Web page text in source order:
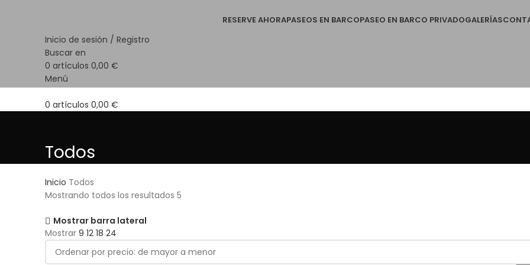
RESERVE AHORAPASEOS EN BARCOPASEO EN BARCO PRIVADOGALERÍAS
Inicio de sesión / Registro
Buscar en
0 artículos 0,00 €
Menú
0 artículos 0,00 €
Todos
Inicio Todos
Mostrando todos los resultados 5
Mostrar barra lateral
Mostrar 9 12 18 24